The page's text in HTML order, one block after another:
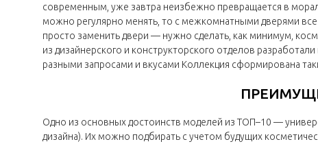
современным, уже завтра неизбежно превращается в
можно регулярно менять, то с межкомнатными дверями
просто заменить двери — нужно сделать, как минимум,
из дизайнерского и конструкторского отделов
разными запросами и вкусами Коллекция сформирована
Одно из основных достоинств моделей из ТОП–10 —
дизайна). Их можно подбирать с учетом будущих